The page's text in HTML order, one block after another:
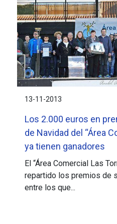
13-11-2013
Los 2.000 euros en
de Navidad del “Área
ya tienen ganadores
El “Área Comercial Las
repartido los premios de
entre los que...